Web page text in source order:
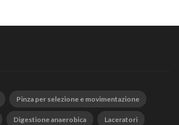
Pinza per selezione e movimentazione
Digestione anaerobica Laceratori